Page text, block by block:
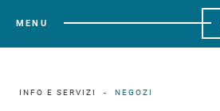
MENU
INFO E SERVIZI NEGOZI